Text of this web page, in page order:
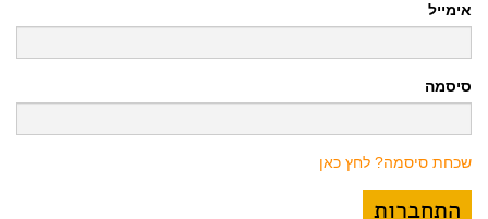
אימייל
סיסמה
שכחת סיסמה? לחץ כאן